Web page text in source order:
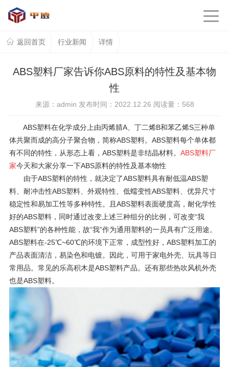
返回首页 行业新闻 详情
ABS塑料厂家告诉你ABS原料的特性及基本物
性
来源：admin 发布时间：2022.12.26 阅读量： 568
ABS塑料在化学成分上由丙烯腈A、丁二烯B和苯乙烯S三种单
体共聚而成的高分子聚合物，简称ABS塑料。ABS塑料每个单体都
有不同的特性，从形态上看，ABS塑料是非结晶材料。 ABS塑料厂
家今天和大家分享一下ABS原料的特性及基本物性
由于ABS塑料的特性，就决定了ABS塑料具有耐低温ABS塑
料、耐冲击性ABS塑料、外观特性、低蠕变性ABS塑料、优异尺寸
稳定性和易加工性等多种特性。且ABS塑料表面硬度高，耐化学性
好的ABS塑料，同时通过改变上述三种组分的比例，可改变“我
ABS塑料”的各种性能，故“我”作为通用塑料的一员具有广泛用途。
ABS塑料在-25℃~60℃的环境下正常，成型性好，ABS塑料加工的
产品表面清洁，易染色和电镀。因此，可用于家电外壳、玩具等日
常用品。常见的乐高积木是ABS塑料产品。还有那些热吹风机外壳
也是ABS塑料。